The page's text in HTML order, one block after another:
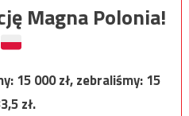
Magna Polonia!
15 000zł, zebraliśmy:15
zł.